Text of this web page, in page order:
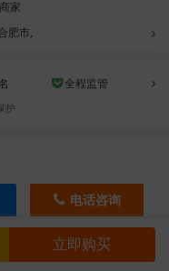
立即购买
家
家
家
家
家
家
家
肥市,
全程监管
护
电话咨询